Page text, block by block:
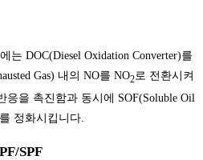
는 DOC(Diesel Oxidation Converter)를
Gas) 내의 NO를 NO2로 전환시켜
응을 촉진함과 동시에 SOF(Soluble Oil
정화시킵니다.
SPF